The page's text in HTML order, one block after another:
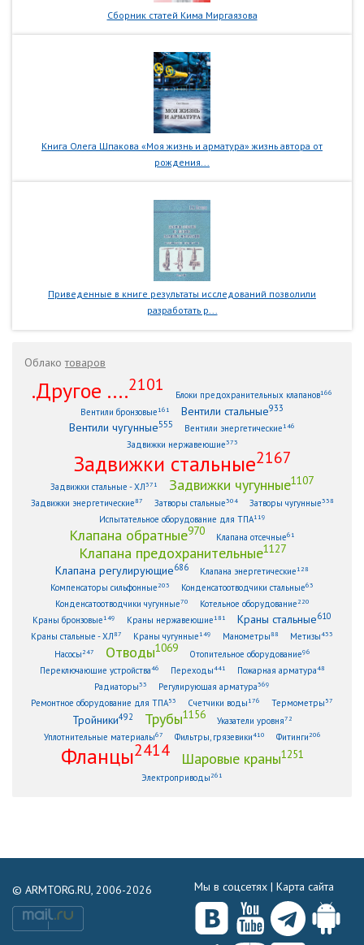
Сборник статей Кима Миргаязова
Книга Олега Шпакова «Моя жизнь и арматура» жизнь автора от
рождения...
Приведенные в книге результаты исследований позволили
разработать р...
Облакотоваров
.Другое ....2101
Блоки предохранительных клапанов166
Вентили бронзовые161 Вентили стальные933
Вентили чугунные555 Вентили энергетические146
Задвижки нержавеющие373
Задвижки стальные2167
Задвижки стальные - ХЛ371 Задвижки чугунные1107
Задвижки энергетические87 Затворы стальные304 Затворы чугунные338
Испытательное оборудование для ТПА119
Клапана обратные970 Клапана отсечные61
Клапана предохранительные1127
Клапана регулирующие686 Клапана энергетические128
Компенсаторы сильфонные 203 Конденсатоотводчики стальные63
Конденсатоотводчики чугунные70 Котельное оборудование 220
Краны бронзовые149 Краны нержавеющие181 Краны стальные610
Краны стальные - ХЛ87 Краны чугунные149 Манометры88 Метизы433
Насосы 247 Отводы1069 Отопительное оборудование96
Переключающие устройства46 Переходы441 Пожарная арматура48
Радиаторы33 Регулирующая арматура369
Ремонтное оборудование для ТПА53 Счетчики воды176 Термометры 57
Тройники492 Трубы1156 Указатели уровня72
Уплотнительные материалы67 Фильтры, грязевики410 Фитинги 206
Фланцы2414 Шаровые краны1251
Электроприводы 261
© ARMTORG.RU, 2006-2026 Мы в соцсетях | Карта сайта